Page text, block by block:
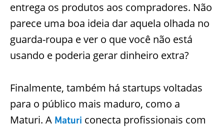
entrega os produtos aos compradores. Não
parece uma boa ideia dar aquela olhada no
guarda-roupa e ver o que você não está
usando e poderia gerar dinheiro extra?
Finalmente, também há startups voltadas
para o público mais maduro, como a
Maturi. A Maturi conecta profissionais com